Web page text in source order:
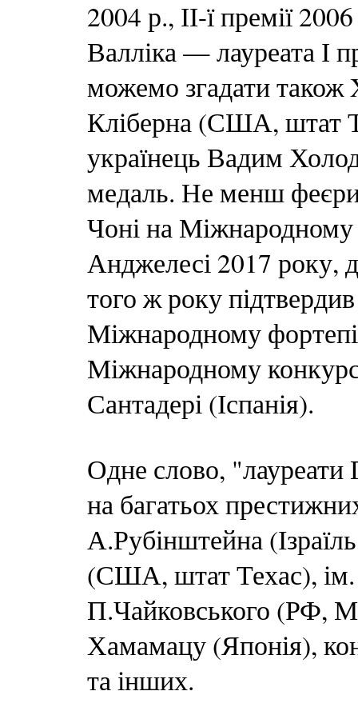
2004 р., ІІ-ї премії
Валліка — лауреата І
можемо згадати
Кліберна (США, штат
українець Вадим
медаль. Не менш
Чоні на Міжнародному
Анджелесі 2017 року,
того ж року
Міжнародному
Міжнародному
Сантадері (Іспанія).
Одне слово, "лауреати
на багатьох
А.Рубінштейна
(США, штат Техас), ім.
П.Чайковського (РФ,
Хамамацу (Японія),
та інших.